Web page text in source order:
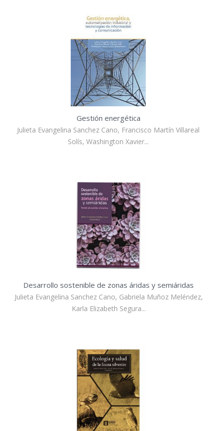
Gestión energética
Julieta Evangelina Sanchez Cano, Francisco Martín Villareal
Solís, Washington Xavier...
Desarrollo sostenible de zonas áridas y semiáridas
Julieta Evangelina Sanchez Cano, Gabriela Muñoz Meléndez,
Karla Elizabeth Segura...